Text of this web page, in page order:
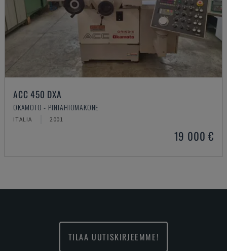
ACC 450 DXA
OKAMOTO - PINTAHIOMAKONE
ITALIA 2001
19 000 €
TILAA UUTISKIRJEEMME!